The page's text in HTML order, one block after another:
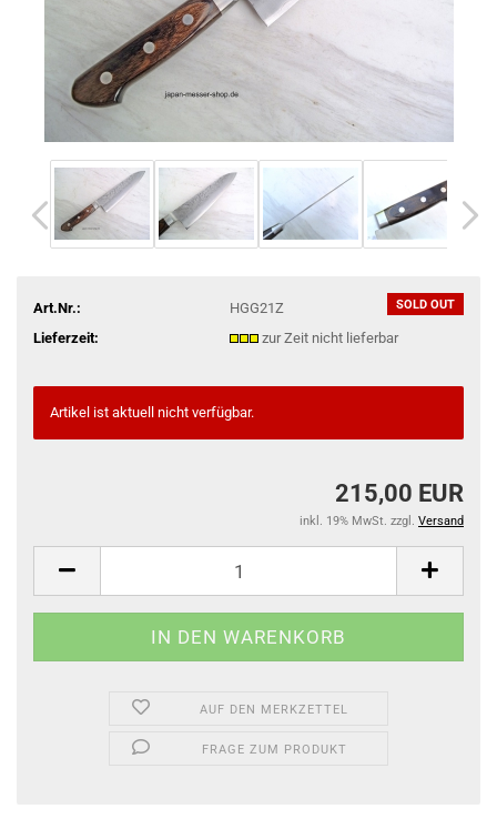
SOLD OUT
Art.Nr.:
HGG21Z
Lieferzeit:
zur Zeit nicht lieferbar
Artikel ist aktuell nicht verfügbar.
215,00 EUR
inkl. 19% MwSt. zzgl. Versand
AUF DEN MERKZETTEL
FRAGE ZUM PRODUKT